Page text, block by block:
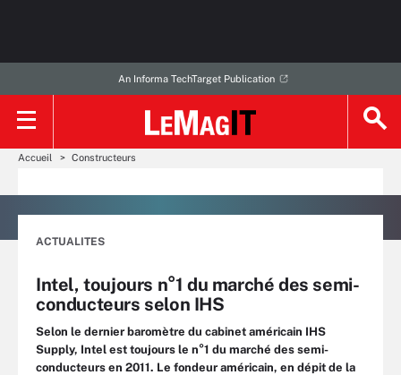
An Informa TechTarget Publication
Accueil Constructeurs
ACTUALITES
Intel, toujours n°1 du marché des semi-
conducteurs selon IHS
Selon le dernier baromètre du cabinet américain IHS
Supply, Intel est toujours le n°1 du marché des semi-
conducteurs en 2011. Le fondeur américain, en dépit de la